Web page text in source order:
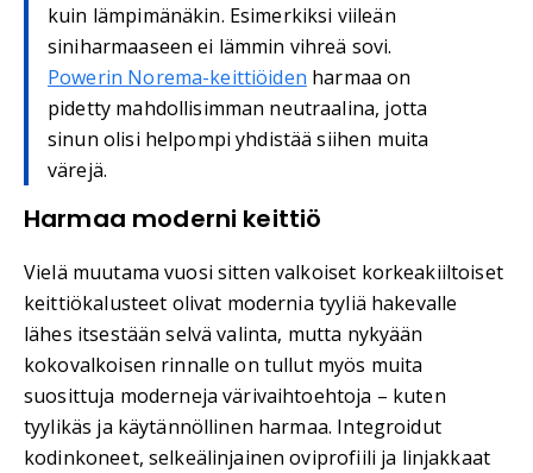
kuin lämpimänäkin. Esimerkiksi viileän
siniharmaaseen ei lämmin vihreä sovi.
Powerin Norema-keittiöiden harmaa on
pidetty mahdollisimman neutraalina, jotta
sinun olisi helpompi yhdistää siihen muita
värejä.
Harmaa moderni keittiö
Vielä muutama vuosi sitten valkoiset korkeakiiltoiset
keittiökalusteet olivat modernia tyyliä hakevalle
lähes itsestään selvä valinta, mutta nykyään
kokovalkoisen rinnalle on tullut myös muita
suosittuja moderneja värivaihtoehtoja – kuten
tyylikäs ja käytännöllinen harmaa. Integroidut
kodinkoneet, selkeälinjainen oviprofiili ja linjakkaat